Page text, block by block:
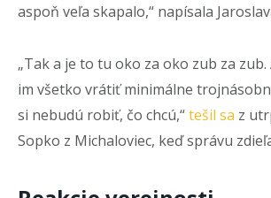
aspoň veľa skapalo,“ napísala
„Tak a je to tu oko za oko zub za
im všetko vrátiť minimálne
si nebudú robiť, čo chcú,“tešil sa z
Sopko z Michaloviec, keď správu